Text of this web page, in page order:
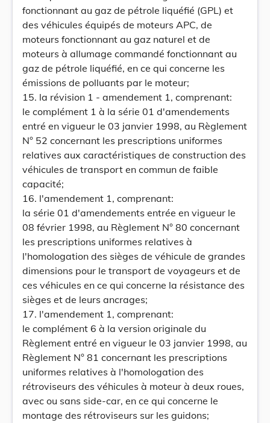
fonctionnant au gaz de pétrole liquéfié (GPL) et
des véhicules équipés de moteurs APC, de
moteurs fonctionnant au gaz naturel et de
moteurs à allumage commandé fonctionnant au
gaz de pétrole liquéfié, en ce qui concerne les
émissions de polluants par le moteur;
15. la révision 1 - amendement 1, comprenant:
le complément 1 à la série 01 d'amendements
entré en vigueur le 03 janvier 1998, au Règlement
N° 52 concernant les prescriptions uniformes
relatives aux caractéristiques de construction des
véhicules de transport en commun de faible
capacité;
16. l'amendement 1, comprenant:
la série 01 d'amendements entrée en vigueur le
08 février 1998, au Règlement N° 80 concernant
les prescriptions uniformes relatives à
l'homologation des sièges de véhicule de grandes
dimensions pour le transport de voyageurs et de
ces véhicules en ce qui concerne la résistance des
sièges et de leurs ancrages;
17. l'amendement 1, comprenant:
le complément 6 à la version originale du
Règlement entré en vigueur le 03 janvier 1998, au
Règlement N° 81 concernant les prescriptions
uniformes relatives à l'homologation des
rétroviseurs des véhicules à moteur à deux roues,
avec ou sans side-car, en ce qui concerne le
montage des rétroviseurs sur les guidons;